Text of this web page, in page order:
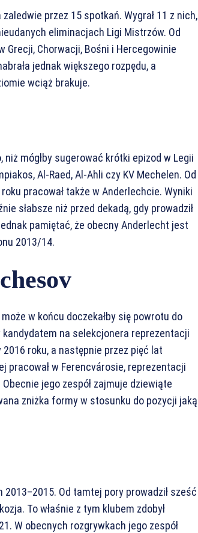
przez 15 spotkań. Wygrał 11 z nich,
eliminacjach Ligi Mistrzów. Od
Grecji, Chorwacji, Bośni i Hercegowinie
jednak większego rozpędu, a
wciąż brakuje.
mógłby sugerować krótki epizod w Legii
Al-Raed, Al-Ahli czy KV Mechelen. Od
pracował także w Anderlechcie. Wyniki
słabsze niż przed dekadą, gdy prowadził
pamiętać, że obecny Anderlecht jest
2013/14.
w końcu doczekałby się powrotu do
kandydatem na selekcjonera reprezentacji
roku, a następnie przez pięć lat
pracował w Ferencvárosie, reprezentacji
jego zespół zajmuje dziewiąte
zniżka formy w stosunku do pozycji jaką
2013–2015. Od tamtej pory prowadził sześć
To właśnie z tym klubem zdobył
W obecnych rozgrywkach jego zespół